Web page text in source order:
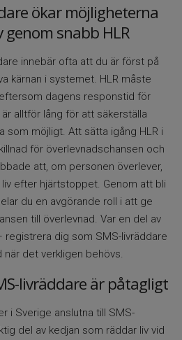
ökar möjligheterna
snabb HLR
innebär ofta att du är först på
kärnan i systemet. HLR måste
dagens responstid för
alltför lång för att säkerställa
som möjligt. Att sätta igång HLR i
för överlevnadschansen och
att, om personen överlever,
efter hjärtstoppet. Genom att bli
du en avgörande roll i att ge
till överlevnad. Var en del av
registrera dig som SMS-livräddare
när det verkligen behövs.
livräddare är påtagligt
i Sverige anslutna till SMS-
del av kedjan som räddar liv vid